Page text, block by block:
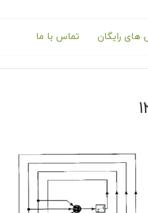
های رایگان تماس با ما